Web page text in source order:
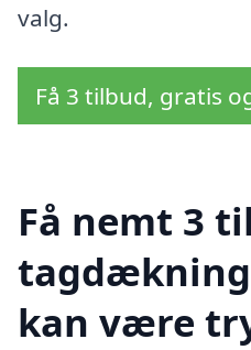
valg.
Få 3 tilbud, gratis
Få nemt 3
tagdækning
kan være